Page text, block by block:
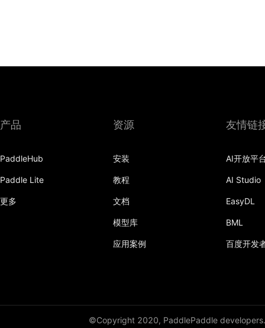
产品
PaddleHub
Paddle Lite
更多
资源
安装
教程
文档
模型库
应用案例
友情链
AI开放平
AI Studio
EasyDL
BML
百度开发
©Copyright 2020, PaddlePaddle developers.